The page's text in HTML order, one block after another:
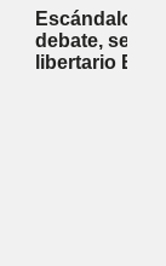
Escándalo
debate, se
libertario